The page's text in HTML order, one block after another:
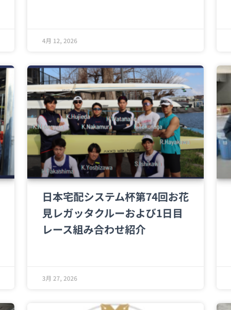
4月 12, 2026
日本宅配システム杯第74回お花
見レガッタクルーおよび1日目
レース組み合わせ紹介
3月 27, 2026